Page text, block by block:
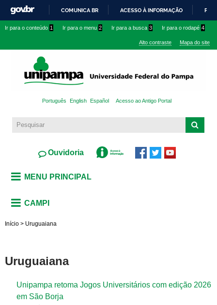
conteúdo
IR
O
COMUNICA BR ACESSO À INFORMAÇÃO
Ir para o conteúdo 1 Ir para o menu 2 Ir para a busca 3 Ir para o rodapé 4
Alto contraste Mapa do site
Português English Español Acesso ao Antigo Portal
Ouvidoria
MENU PRINCIPAL
CAMPI
Início > Uruguaiana
Uruguaiana
Unipampa retoma Jogos Universitários com edição 2026
em São Borja